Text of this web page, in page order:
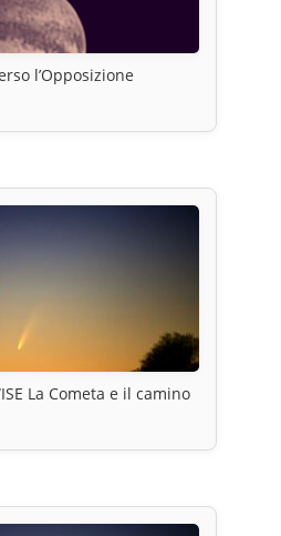
l’Opposizione
La Cometa e il camino